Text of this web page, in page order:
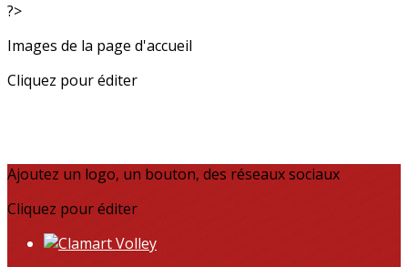
?>
Images de la page d'accueil
Cliquez pour éditer
Ajoutez un logo, un bouton, des réseaux sociaux
Cliquez pour éditer